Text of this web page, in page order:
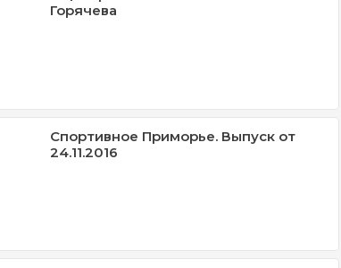
Горячева
Спортивное Приморье. Выпуск от
24.11.2016